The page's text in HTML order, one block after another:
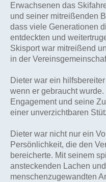
Erwachsenen das
und seiner mitreißenden
dass viele Generationen
entdeckten und
Skisport war mitreißend
in der
Dieter war ein
wenn er gebraucht
Engagement und seine
einer unverzichtbaren
Dieter war nicht nur ein
Persönlichkeit, die den
bereicherte. Mit seinem
ansteckenden Lachen
menschenzugewandten